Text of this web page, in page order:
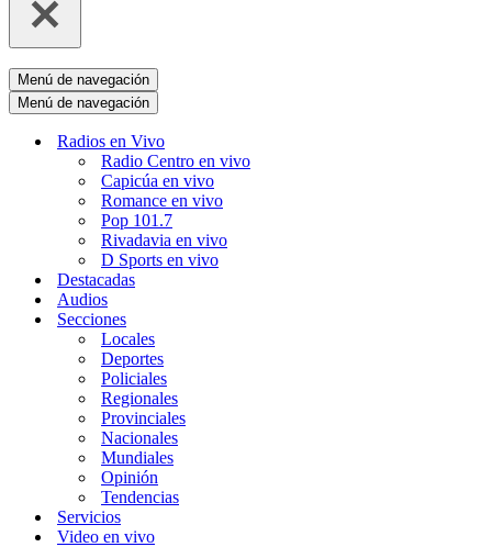
Menú de navegación
Menú de navegación
Radios en Vivo
Radio Centro en vivo
Capicúa en vivo
Romance en vivo
Pop 101.7
Rivadavia en vivo
D Sports en vivo
Destacadas
Audios
Secciones
Locales
Deportes
Policiales
Regionales
Provinciales
Nacionales
Mundiales
Opinión
Tendencias
Servicios
Video en vivo